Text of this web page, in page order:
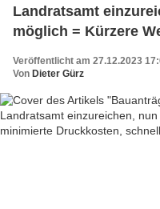
Landratsamt
möglich = Kürzere
Veröffentlicht am 27.12.2023
Von Dieter Gürz